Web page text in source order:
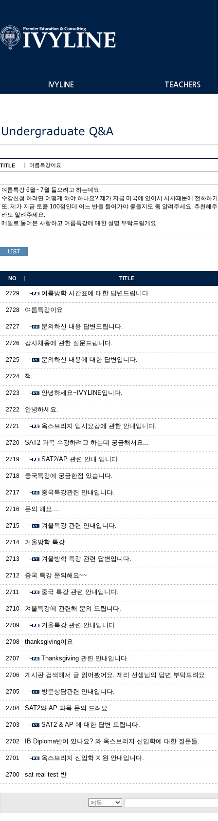
IVYLINE TEACHERS
TITLE 여름특강이요
여름특강 6월~ 7월 들으려고 하는데요.
수강신청 하려면 어떻게 해야 하나요? 제가 지금 미국에 있어서 시차때문에 전화하
또, 제가 지금 토플 100점인데 어느 반을 들어가야 좋을지도 좀 알려주세요. 추천해
라도 알려주세요.
메일로 물어본 사항하고 여름특강에 대한 설명 부탁드릴게요
NO TITLE
2729 여름방학 시간표에 대한 답변드립니다.
2728 여름특강이요
2727 문의하신 내용 답변드립니다.
2726 강사채용에 관한 질문드립니다.
2725 문의하신 내용에 대한 답변입니다.
2724 책
2723 안녕하세요~IVYLINE입니다.
2722 안녕하세요.
2721 옥스브리지 입시요강에 관한 안내입니다.
2720 SAT2 과목 수강하려고 하는데 궁금해서요...
2719 SAT2/AP 관련 안내 입니다.
2718 중국특강에 궁금한점 있습니다.
2717 중국특강관련 안내입니다.
2716 문의 해요....
2715 겨울특강 관련 안내입니다.
2714 겨울방학 특강....
2713 겨울방학 특강 관련 답변입니다.
2712 중국 특강 문의해요~~
2711 중국 특강 관련 안내입니다.
2710 겨울특강에 관련해 문의 드립니다.
2709 겨울특강 관련 안내입니다.
2708 thanksgiving이요
2707 Thanksgiving 관련 안내입니다.
2706 게시판 검색해서 글 읽어봤어요. 제리 선생님의 답변 부탁드려요
2705 방문상담관련 안내입니다.
2704 SAT2와 AP 과목 문의 드려요.
2703 SAT2 & AP 에 대한 답변 드립니다.
2702 IB Diploma반이 있나요? 와 옥스브리지 신입학에 대한 질문들.
2701 옥스브리지 신입학 지원 안내입니다.
2700 sat real test 반